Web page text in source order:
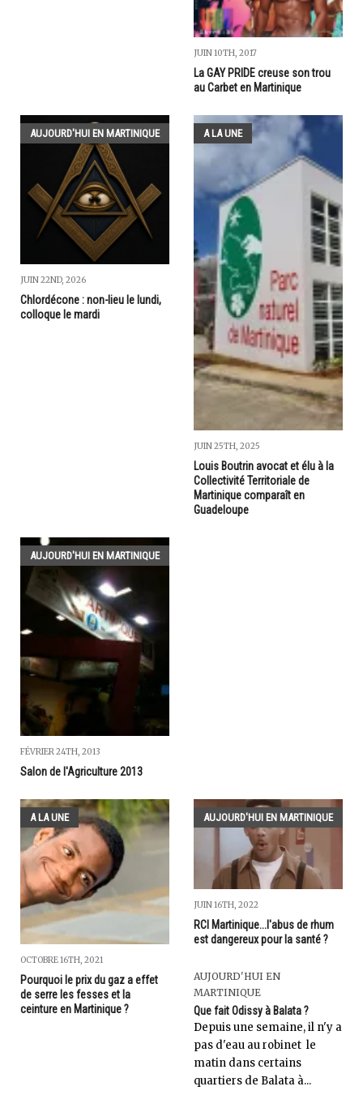
JUIN 10TH, 2017
La GAY PRIDE creuse son trou
au Carbet en Martinique
AUJOURD'HUI EN MARTINIQUE
JUIN 22ND, 2026
Chlordécone : non-lieu le lundi,
colloque le mardi
A LA UNE
JUIN 25TH, 2025
Louis Boutrin avocat et élu à la
Collectivité Territoriale de
Martinique comparaît en
Guadeloupe
AUJOURD'HUI EN MARTINIQUE
FÉVRIER 24TH, 2013
Salon de l'Agriculture 2013
A LA UNE
OCTOBRE 16TH, 2021
Pourquoi le prix du gaz a effet
de serre les fesses et la
ceinture en Martinique ?
AUJOURD'HUI EN MARTINIQUE
JUIN 16TH, 2022
RCI Martinique...l'abus de rhum
est dangereux pour la santé ?
AUJOURD'HUI EN
MARTINIQUE
Que fait Odissy à Balata ?
Depuis une semaine, il n'y a
pas d'eau au robinet le
matin dans certains
quartiers de Balata à...